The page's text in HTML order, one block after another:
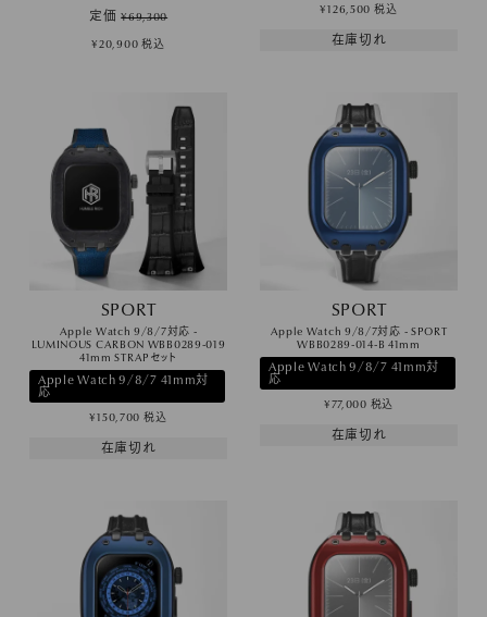
定価 ¥69,300
¥20,900 税込
¥126,500 税込
在庫切れ
SPORT
Apple Watch 9/8/7対応 -
LUMINOUS CARBON WBB0289-019
41mm STRAPセット
Apple Watch 9/8/7 41mm対
応
¥150,700 税込
在庫切れ
SPORT
Apple Watch 9/8/7対応 - SPORT
WBB0289-014-B 41mm
Apple Watch 9/8/7 41mm対
応
¥77,000 税込
在庫切れ